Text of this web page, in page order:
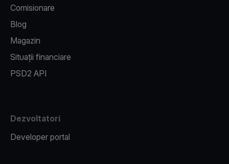
Comisionare
Blog
Magazin
Situații financiare
PSD2 API
Dezvoltatori
Developer portal